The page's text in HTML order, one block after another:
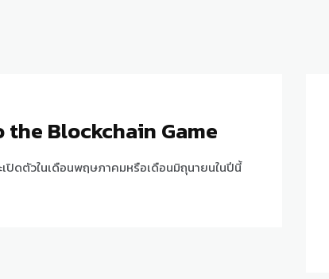
the Blockchain Game
เปิดตัวในเดือนพฤษภาคมหรือเดือนมิถุนายนในปีนี้